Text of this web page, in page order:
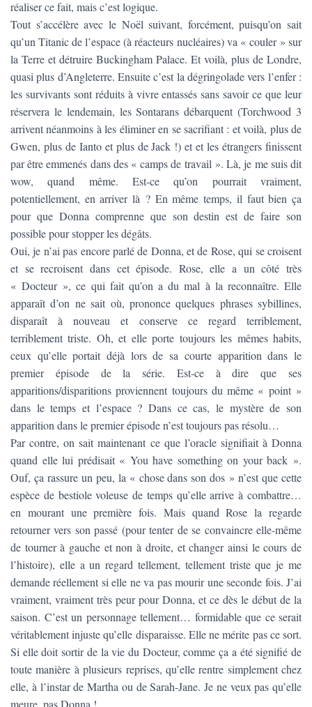
réaliser ce fait, mais c’est logique.
Tout s’accélère avec le Noël suivant, forcément, puisqu’on sait
qu’un Titanic de l’espace (à réacteurs nucléaires) va « couler » sur
la Terre et détruire Buckingham Palace. Et voilà, plus de Londre,
quasi plus d’Angleterre. Ensuite c’est la dégringolade vers l’enfer :
les survivants sont réduits à vivre entassés sans savoir ce que leur
réservera le lendemain, les Sontarans débarquent (Torchwood 3
arrivent néanmoins à les éliminer en se sacrifiant : et voilà, plus de
Gwen, plus de Ianto et plus de Jack !) et et les étrangers finissent
par être emmenés dans des « camps de travail ». Là, je me suis dit
wow, quand même. Est-ce qu’on pourrait vraiment,
potentiellement, en arriver là ? En même temps, il faut bien ça
pour que Donna comprenne que son destin est de faire son
possible pour stopper les dégâts.
Oui, je n’ai pas encore parlé de Donna, et de Rose, qui se croisent
et se recroisent dans cet épisode. Rose, elle a un côté très
« Docteur », ce qui fait qu’on a du mal à la reconnaître. Elle
apparaît d’on ne sait où, prononce quelques phrases sybillines,
disparaît à nouveau et conserve ce regard terriblement,
terriblement triste. Oh, et elle porte toujours les mêmes habits,
ceux qu’elle portait déjà lors de sa courte apparition dans le
premier épisode de la série. Est-ce à dire que ses
apparitions/disparitions proviennent toujours du même « point »
dans le temps et l’espace ? Dans ce cas, le mystère de son
apparition dans le premier épisode n’est toujours pas résolu…
Par contre, on sait maintenant ce que l’oracle signifiait à Donna
quand elle lui prédisait « You have something on your back ».
Ouf, ça rassure un peu, la « chose dans son dos » n’est que cette
espèce de bestiole voleuse de temps qu’elle arrive à combattre…
en mourant une première fois. Mais quand Rose la regarde
retourner vers son passé (pour tenter de se convaincre elle-même
de tourner à gauche et non à droite, et changer ainsi le cours de
l’histoire), elle a un regard tellement, tellement triste que je me
demande réellement si elle ne va pas mourir une seconde fois. J’ai
vraiment, vraiment très peur pour Donna, et ce dès le début de la
saison. C’est un personnage tellement… formidable que ce serait
véritablement injuste qu’elle disparaisse. Elle ne mérite pas ce sort.
Si elle doit sortir de la vie du Docteur, comme ça a été signifié de
toute manière à plusieurs reprises, qu’elle rentre simplement chez
elle, à l’instar de Martha ou de Sarah-Jane. Je ne veux pas qu’elle
meure, pas Donna !